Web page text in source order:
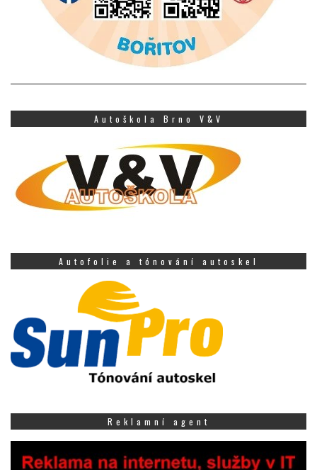
Autoškola Brno V&V
Autofolie a tónování autoskel
Reklamní agent